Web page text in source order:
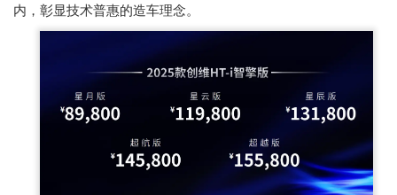
内，彰显技术普惠的造车理念。